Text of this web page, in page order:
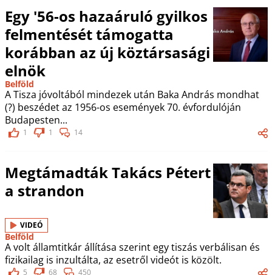
Egy '56-os hazaáruló gyilkos
felmentését támogatta
korábban az új köztársasági
elnök
Belföld
A Tisza jóvoltából mindezek után Baka András mondhat
(?) beszédet az 1956-os események 70. évfordulóján
Budapesten...
1 1 14
Megtámadták Takács Pétert
a strandon
VIDEÓ
Belföld
A volt államtitkár állítása szerint egy tiszás verbálisan és
fizikailag is inzultálta, az esetről videót is közölt.
5 68 450